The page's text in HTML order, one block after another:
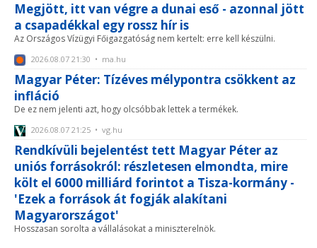
Megjött, itt van végre a dunai eső - azonnal jött
a csapadékkal egy rossz hír is
Az Országos Vízügyi Főigazgatóság nem kertelt: erre kell készülni.
2026.08.07 21:30 • ma.hu
Magyar Péter: Tízéves mélypontra csökkent az
infláció
De ez nem jelenti azt, hogy olcsóbbak lettek a termékek.
2026.08.07 21:25 • vg.hu
Rendkívüli bejelentést tett Magyar Péter az
uniós forrásokról: részletesen elmondta, mire
költ el 6000 milliárd forintot a Tisza-kormány -
'Ezek a források át fogják alakítani
Magyarországot'
Hosszasan sorolta a vállalásokat a miniszterelnök.